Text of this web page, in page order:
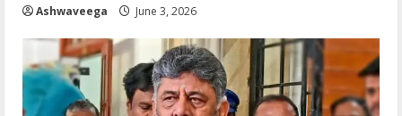
Ashwaveega June 3, 2026